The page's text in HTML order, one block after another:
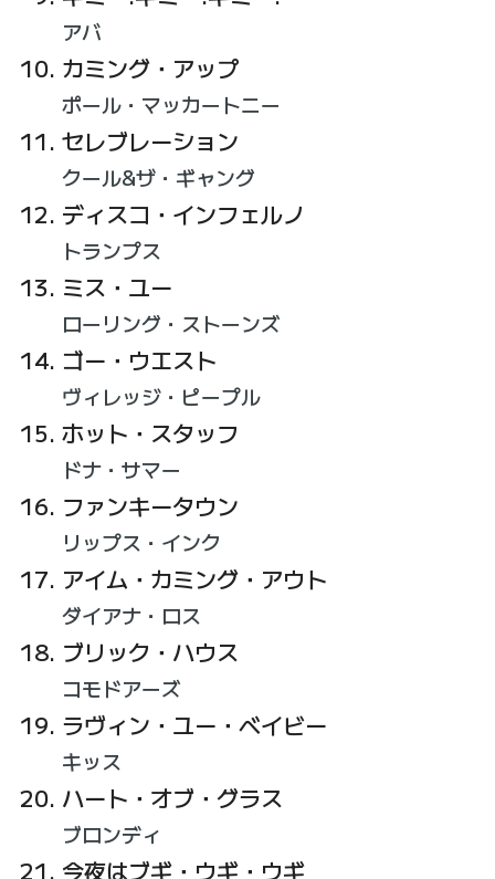
アバ
カミング・アップ
ポール・マッカートニー
セレブレーション
クール&ザ・ギャング
ディスコ・インフェルノ
トランプス
ミス・ユー
ローリング・ストーンズ
ゴー・ウエスト
ヴィレッジ・ピープル
ホット・スタッフ
ドナ・サマー
ファンキータウン
リップス・インク
アイム・カミング・アウト
ダイアナ・ロス
ブリック・ハウス
コモドアーズ
ラヴィン・ユー・ベイビー
キッス
ハート・オブ・グラス
ブロンディ
今夜はブギ・ウギ・ウギ